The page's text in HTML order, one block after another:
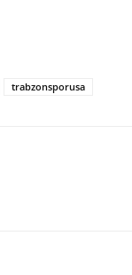
trabzonsporusa